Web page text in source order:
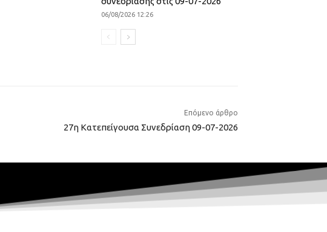
06/08/2026 12:26
Επόμενο άρθρο
27η Κατεπείγουσα Συνεδρίαση 09-07-2026